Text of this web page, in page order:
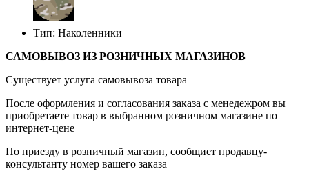
Тип: Наколенники
САМОВЫВОЗ ИЗ РОЗНИЧНЫХ МАГАЗИНОВ
Существует услуга самовывоза товара
После оформления и согласования заказа с менедежром вы
приобретаете товар в выбранном розничном магазине по
интернет-цене
По приезду в розничный магазин, сообщиет продавцу-
консультанту номер вашего заказа